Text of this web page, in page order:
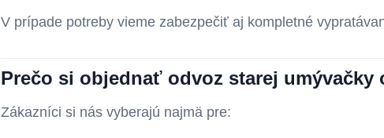
V prípade potreby vieme zabezpečiť aj kompletné
Prečo si objednať odvoz starej umývačky
Zákazníci si nás vyberajú najmä pre: